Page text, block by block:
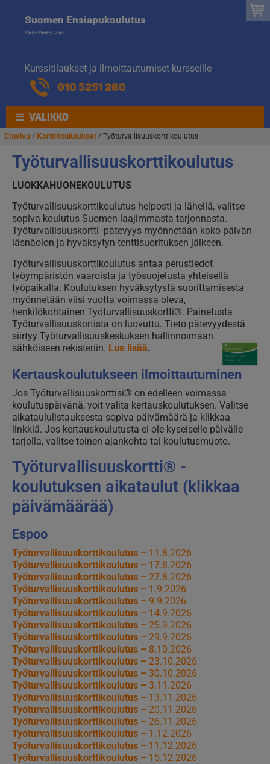
navigointiin
sisältöön
Suomen EnsiapukoulutusSuomen
Kurssitilaukset ja ilmoittautumiset kursseille
010 5251 260
VALIKKO
Etusivu / Korttikoulutukset / Työturvallisuuskorttikoulutus
Työturvallisuuskorttikoulutus
LUOKKAHUONEKOULUTUS
Työturvallisuuskorttikoulutus helposti ja lähellä, valitse
sopiva koulutus Suomen laajimmasta tarjonnasta.
Työturvallisuuskortti -pätevyys myönnetään koko päivän
läsnäolon ja hyväksytyn tenttisuorituksen jälkeen.
Työturvallisuuskorttikoulutus antaa perustiedot
työympäristön vaaroista ja työsuojelusta yhteisellä
työpaikalla. Koulutuksen hyväksytystä suorittamisesta
myönnetään viisi vuotta voimassa oleva,
henkilökohtainen Työturvallisuuskortti®. Painetusta
Työturvallisuuskortista on luovuttu. Tieto pätevyydestä
siirtyy Työturvallisuuskeskuksen hallinnoimaan
sähköiseen rekisteriin. Lue lisää.
Kertauskoulutukseen ilmoittautuminen
Jos Työturvallisuuskorttisi® on edelleen voimassa
koulutuspäivänä, voit valita kertauskoulutuksen. Valitse
aikataululistauksesta sopiva päivämäärä ja klikkaa
linkkiä. Jos kertauskoulutusta ei ole kyseiselle päivälle
tarjolla, valitse toinen ajankohta tai koulutusmuoto.
Työturvallisuuskortti® -
koulutuksen aikataulut (klikkaa
päivämäärää)
Espoo
Työturvallisuuskorttikoulutus – 11.8.2026
Työturvallisuuskorttikoulutus – 17.8.2026
Työturvallisuuskorttikoulutus – 27.8.2026
Työturvallisuuskorttikoulutus – 1.9.2026
Työturvallisuuskorttikoulutus – 9.9.2026
Työturvallisuuskorttikoulutus – 14.9.2026
Työturvallisuuskorttikoulutus – 25.9.2026
Työturvallisuuskorttikoulutus – 29.9.2026
Työturvallisuuskorttikoulutus – 8.10.2026
Työturvallisuuskorttikoulutus – 23.10.2026
Työturvallisuuskorttikoulutus – 30.10.2026
Työturvallisuuskorttikoulutus – 3.11.2026
Työturvallisuuskorttikoulutus – 13.11.2026
Työturvallisuuskorttikoulutus – 20.11.2026
Työturvallisuuskorttikoulutus – 26.11.2026
Työturvallisuuskorttikoulutus – 1.12.2026
Työturvallisuuskorttikoulutus – 11.12.2026
Työturvallisuuskorttikoulutus – 15.12.2026